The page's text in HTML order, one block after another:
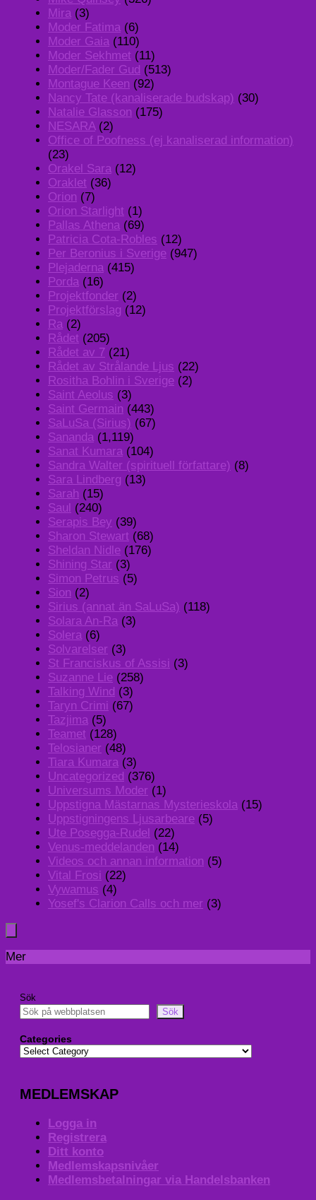
Mira (3)
Moder Fatima (6)
Moder Gaia (110)
Moder Sekhmet (11)
Moder/Fader Gud (513)
Montague Keen (92)
Nancy Tate (kanaliserade budskap) (30)
Natalie Glasson (175)
NESARA(2)
Office of Poofness (ej kanaliserad information)
(23)
Orakel Sara (12)
Oraklet (36)
Orion (7)
Orion Starlight (1)
Pallas Athena (69)
Patricia Cota-Robles (12)
Per Beronius i Sverige (947)
Plejaderna (415)
Porda (16)
Projektfonder (2)
Projektförslag (12)
Ra (2)
Rådet (205)
Rådet av 7 (21)
Rådet av Strålande Ljus (22)
Rositha Bohlin i Sverige (2)
Saint Aeolus (3)
Saint Germain (443)
SaLuSa (Sirius) (67)
Sananda (1,119)
Sanat Kumara (104)
Sandra Walter (spirituell författare) (8)
Sara Lindberg (13)
Sarah (15)
Saul (240)
Serapis Bey (39)
Sharon Stewart (68)
Sheldan Nidle (176)
Shining Star (3)
Simon Petrus (5)
Sion (2)
Sirius (annat än SaLuSa) (118)
Solara An-Ra (3)
Solera (6)
Solvarelser (3)
St Franciskus of Assisi (3)
Suzanne Lie (258)
Talking Wind (3)
Taryn Crimi (67)
Tazjima (5)
Teamet (128)
Telosianer (48)
Tiara Kumara (3)
Uncategorized (376)
Universums Moder (1)
Uppstigna Mästarnas Mysterieskola (15)
Uppstigningens Ljusarbeare (5)
Ute Posegga-Rudel (22)
Venus-meddelanden (14)
Videos och annan information (5)
Vital Frosi (22)
Vywamus (4)
Yosef's Clarion Calls och mer (3)
Mer
Sök
Sök
Categories
MEDLEMSKAP
Logga in
Registrera
Ditt konto
Medlemskapsnivåer
Medlemsbetalningar via Handelsbanken